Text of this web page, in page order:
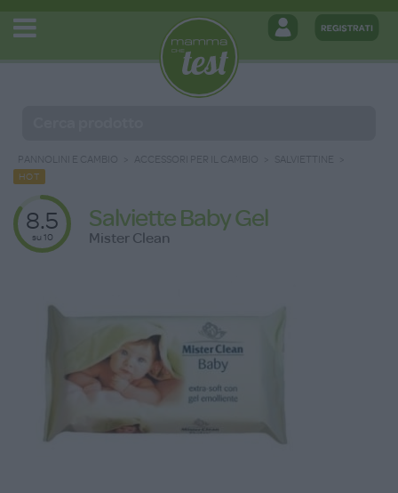
PANNOLINI E CAMBIO ACCESSORI PER IL CAMBIO SALVIETTINE
HOT
8.5
su 10
Salviette Baby Gel
Mister Clean